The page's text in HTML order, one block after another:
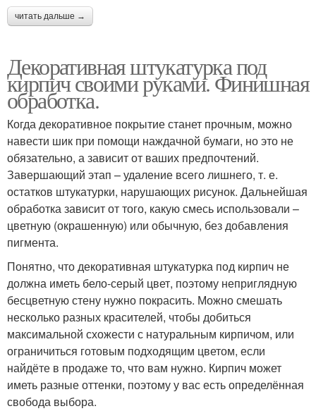
читать дальше →
Декоративная штукатурка под
кирпич своими руками. Финишная
обработка.
Когда декоративное покрытие станет прочным, можно
навести шик при помощи наждачной бумаги, но это не
обязательно, а зависит от ваших предпочтений.
Завершающий этап – удаление всего лишнего, т. е.
остатков штукатурки, нарушающих рисунок. Дальнейшая
обработка зависит от того, какую смесь использовали –
цветную (окрашенную) или обычную, без добавления
пигмента.
Понятно, что декоративная штукатурка под кирпич не
должна иметь бело-серый цвет, поэтому неприглядную
бесцветную стену нужно покрасить. Можно смешать
несколько разных красителей, чтобы добиться
максимальной схожести с натуральным кирпичом, или
ограничиться готовым подходящим цветом, если
найдёте в продаже то, что вам нужно. Кирпич может
иметь разные оттенки, поэтому у вас есть определённая
свобода выбора.